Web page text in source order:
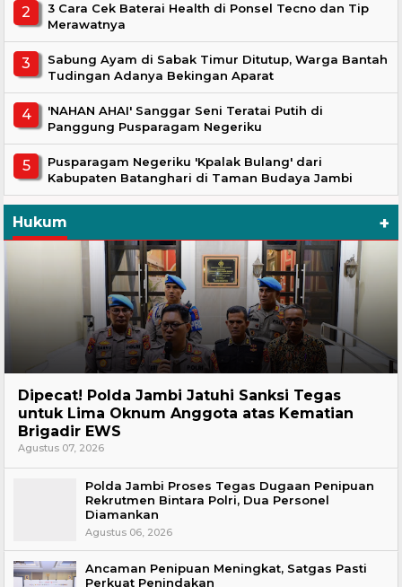
3 Cara Cek Baterai Health di Ponsel Tecno dan Tip
Merawatnya
Sabung Ayam di Sabak Timur Ditutup, Warga Bantah
Tudingan Adanya Bekingan Aparat
'NAHAN AHAI' Sanggar Seni Teratai Putih di
Panggung Pusparagam Negeriku
Pusparagam Negeriku 'Kpalak Bulang' dari
Kabupaten Batanghari di Taman Budaya Jambi
Hukum +
Dipecat! Polda Jambi Jatuhi Sanksi Tegas
untuk Lima Oknum Anggota atas Kematian
Brigadir EWS
Agustus 07, 2026
Polda Jambi Proses Tegas Dugaan Penipuan
Rekrutmen Bintara Polri, Dua Personel
Diamankan
Agustus 06, 2026
Ancaman Penipuan Meningkat, Satgas Pasti
Perkuat Penindakan